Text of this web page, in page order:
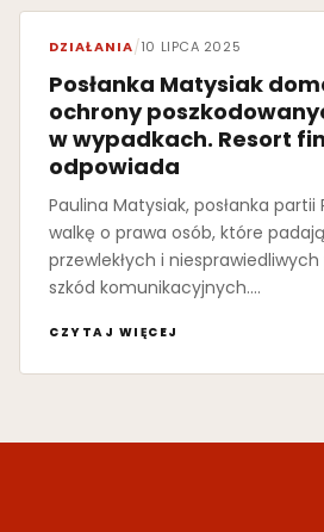
DZIAŁANIA/10 LIPCA 2025
Posłanka Matysiak
ochrony
w wypadkach. Resort
odpowiada
Paulina Matysiak, posłanka partii
walkę o prawa osób, które
przewlekłych i
szkód komunikacyjnych.…
CZYTAJ WIĘCEJ